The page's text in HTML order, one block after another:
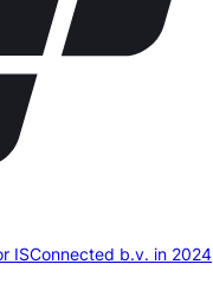
ISConnected b.v. in 2024